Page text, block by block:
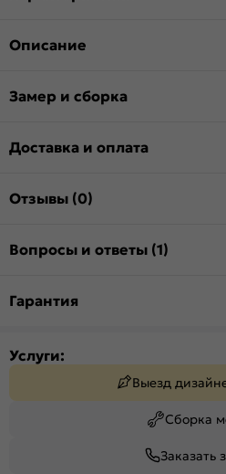
Описание
Замер и сборка
Доставка и оплата
Отзывы (0)
Вопросы и ответы (1)
Гарантия
Услуги:
Выезд
Сборка
Заказать